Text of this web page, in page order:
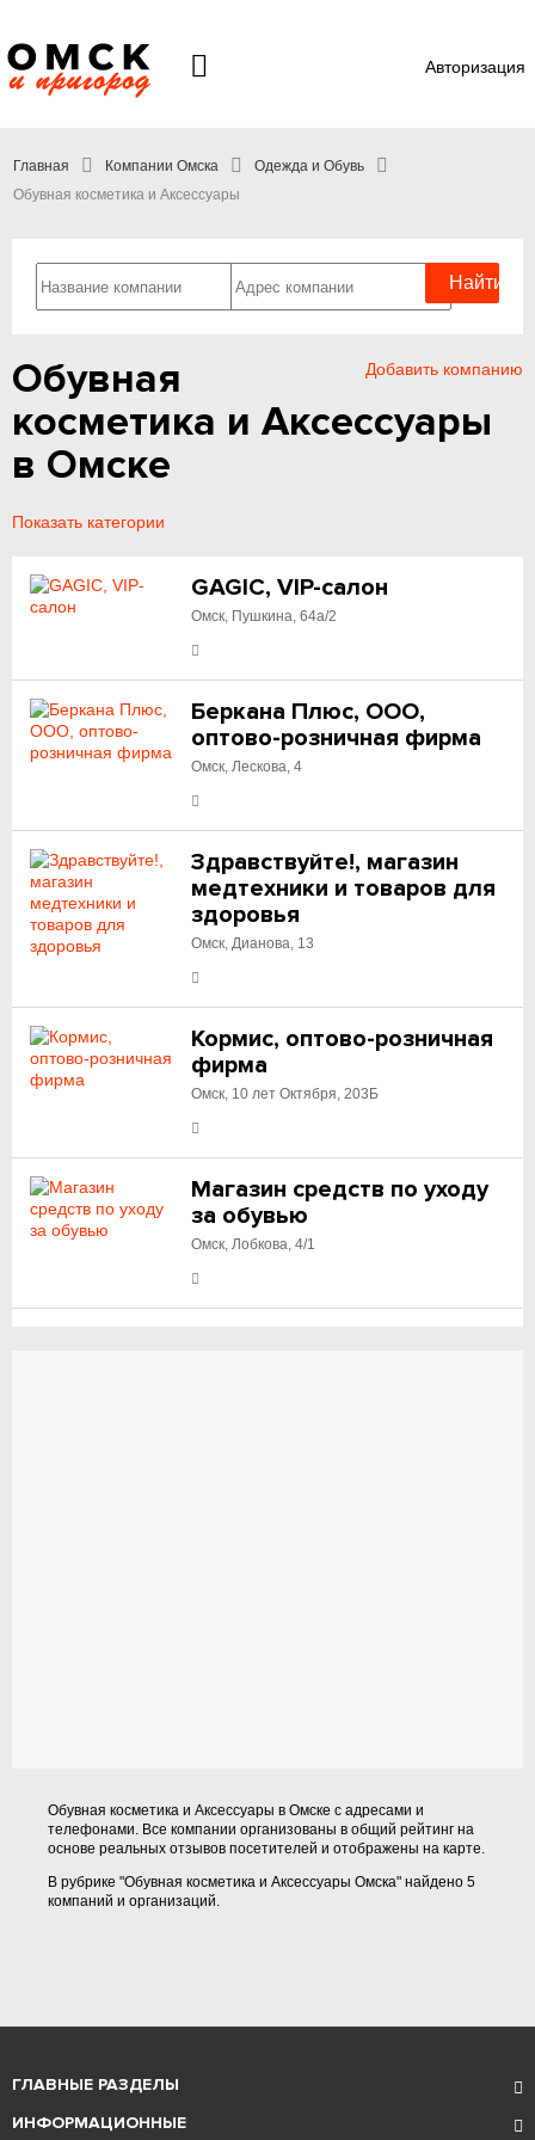
Авторизация
Главная Компании Омска
Одежда и Обувь
Обувная косметика и Аксессуары
Добавить компанию
Обувная
косметика и Аксессуары
в Омске
Показать категории
GAGIC, VIP-салон
Омск, Пушкина, 64а/2
Беркана Плюс, ООО,
оптово-розничная фирма
Омск, Лескова, 4
Здравствуйте!, магазин
медтехники и товаров для
здоровья
Омск, Дианова, 13
Кормис, оптово-розничная
фирма
Омск, 10 лет Октября, 203Б
Магазин средств по уходу
за обувью
Омск, Лобкова, 4/1
Обувная косметика и Аксессуары в Омске с адресами и
телефонами. Все компании организованы в общий рейтинг на
основе реальных отзывов посетителей и отображены на карте.
В рубрике "Обувная косметика и Аксессуары Омска" найдено 5
компаний и организаций.
ГЛАВНЫЕ РАЗДЕЛЫ
ИНФОРМАЦИОННЫЕ